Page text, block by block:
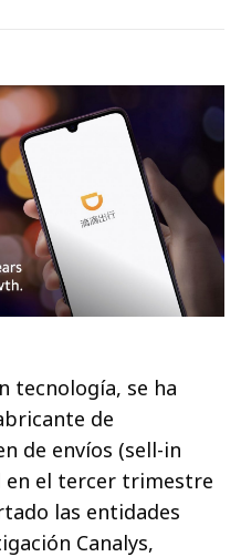
tecnología, se ha
de
de envíos (sell-in
en el tercer trimestre
las entidades
Canalys,